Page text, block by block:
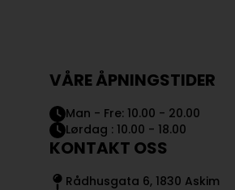
VÅRE ÅPNINGSTIDER
Man - Fre: 10.00 - 20.00
Lørdag : 10.00 - 18.00
KONTAKT OSS
Rådhusgata 6, 1830 Askim